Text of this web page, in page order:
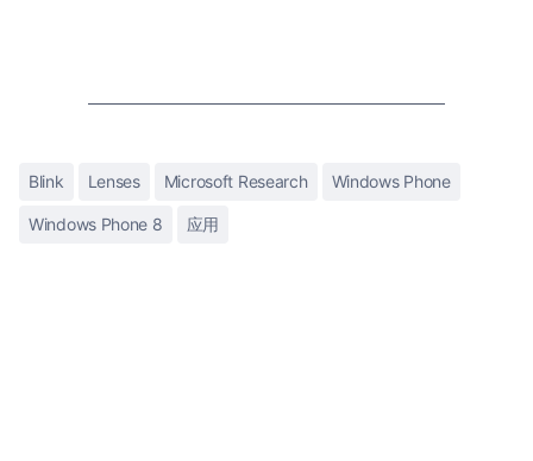
Blink Lenses Microsoft Research Windows Phone
Windows Phone 8 应用